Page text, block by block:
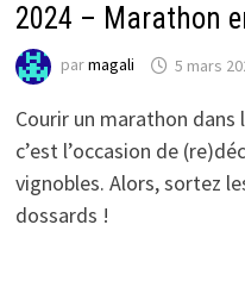
2024 – Marathon
parmagali 5 mars
Courir un marathon dans
c’est l’occasion de
vignobles. Alors, sortez
dossards !